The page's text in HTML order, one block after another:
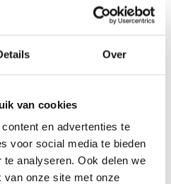
Over
van cookies
en advertenties te
voor social media te bieden
analyseren. Ook delen we
van onze site met onze
komen of u zich hier fijn
aan om van tevoren
bent u klaar voor de